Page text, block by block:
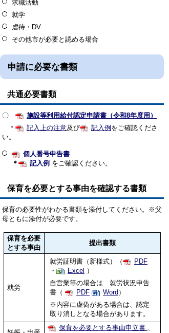
求職活動
就学
虐待・DV
その他市が必要と認める場合
申請に必要な書類
共通必要書類
〇
施設等利用給付認定申請書（令和8年度用）
＊
記入上の注意及び 記入例 をご確認くださ
い。
個人番号申告書
＊
記入例 をご確認ください。
保育を必要とする事由を確認する書類
保育の必要性がわかる書類を添付してください。※父
母ともに添付が必要です。
保育を必要
とする事由
提出書類
就労
就労証明書（新様式）（
PDF
・
Excel ）
自営業等の場合は 就労状況申告
書（
PDF Word ）
※内容に虚偽がある場合は、認定
取り消しとなる場合があります。
保育を必要とする事由申立書 、